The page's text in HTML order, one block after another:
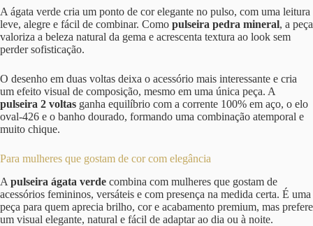
A ágata verde cria um ponto de cor elegante no pulso, com uma leitura
leve, alegre e fácil de combinar. Como pulseira pedra mineral, a peça
valoriza a beleza natural da gema e acrescenta textura ao look sem
perder sofisticação.
O desenho em duas voltas deixa o acessório mais interessante e cria
um efeito visual de composição, mesmo em uma única peça. A
pulseira 2 voltas ganha equilíbrio com a corrente 100% em aço, o elo
oval-426 e o banho dourado, formando uma combinação atemporal e
muito chique.
Para mulheres que gostam de cor com elegância
A pulseira ágata verde combina com mulheres que gostam de
acessórios femininos, versáteis e com presença na medida certa. É uma
peça para quem aprecia brilho, cor e acabamento premium, mas prefere
um visual elegante, natural e fácil de adaptar ao dia ou à noite.